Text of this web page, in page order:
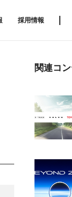
採用情報
関連コ